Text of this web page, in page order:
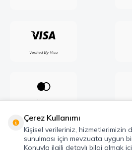
Çerez Kullanımı
Kişisel verileriniz, hizmetlerimizin
sunulması için mevzuata uygun
Konuyla ilgili detaylı bilgi almak